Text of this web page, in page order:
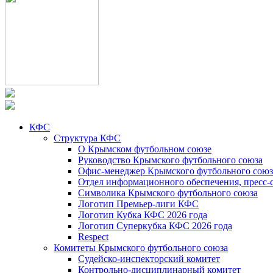
КФС
Структура КФС
О Крымском футбольном союзе
Руководство Крымского футбольного союза
Офис-менеджер Крымского футбольного
Отдел информационного обеспечения, пресс-
Символика Крымского футбольного союза
Логотип Премьер-лиги КФС
Логотип Кубка КФС 2026 года
Логотип Суперкубка КФС 2026 года
Respect
Комитеты Крымского футбольного союза
Судейско-инспекторский комитет
Контрольно-дисциплинарный комитет